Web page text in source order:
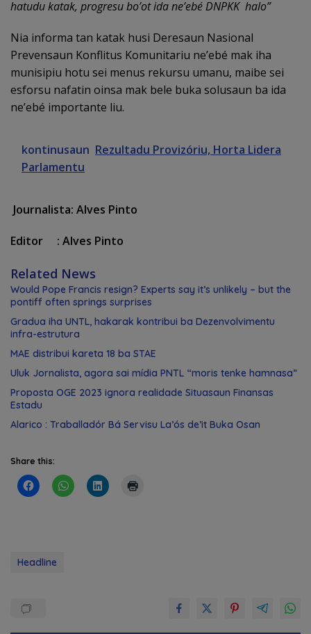
hatudu katak, progresu bo’ot ida ne’ebé DNPKK halo”
Nia informa tan katak husi Deresaun Nasional
Prevensaun Konflitus Komunitariu ne’ebé mak iha
munisipiu hotu sei menus rekursu umanu, maibe sei
esforsu nafatin oinsa mak bele buka solusaun ba ida
ne’ebé importante liu.
kontinusaun Rezultadu Provizóriu, Horta Lidera
Parlamentu
Journalista: Alves Pinto
Editor : Alves Pinto
Related News
Would Pope Francis resign? Experts say it’s unlikely – but the
pontiff often springs surprises
Gradua iha UNTL, hakarak kontribui ba Dezenvolvimentu
infra-estrutura
MAE distribui kareta 18 ba STAE
Uluk Jornalista, agora sai mídia PNTL “moris tenke hamnasa”
Proposta OGE 2023 ignora realidade Situasaun Finansas
Estadu
Alarico : Traballadór Bá Servisu La’ós de’it Buka Osan
Share this:
Headline